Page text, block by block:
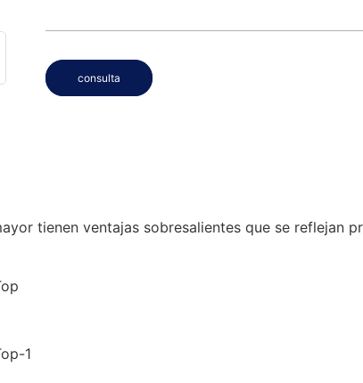
consulta
tienen ventajas sobresalientes que se reflejan